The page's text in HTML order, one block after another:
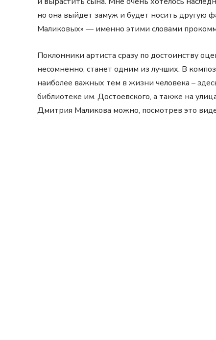
но она выйдет замуж и будет носить другую
Маликовых» — именно этими словами
Поклонники артиста сразу по достоинству
несомненно, станет одним из лучших. В
наиболее важных тем в жизни человека –
библиотеке им. Достоевского, а также на
Дмитрия Маликова можно, посмотрев это